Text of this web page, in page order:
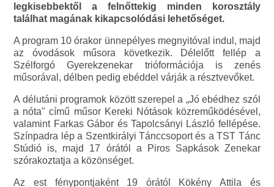
legkisebbektől a felnőttekig minden korosztály
találhat magának kikapcsolódási lehetőséget.
A program 10 órakor ünnepélyes megnyitóval indul, majd
az óvodások műsora következik. Délelőtt fellép a
Szélforgó Gyerekzenekar trióformációja is zenés
műsorával, délben pedig ebéddel várják a résztvevőket.
A délutáni programok között szerepel a „Jó ebédhez szól
a nóta" című műsor Kereki Nótások közreműködésével,
valamint Farkas Gábor és Tapolcsányi László fellépése.
Színpadra lép a Szentkirályi Tánccsoport és a TST Tánc
Stúdió is, majd 17 órától a Piros Sapkások Zenekar
szórakoztatja a közönséget.
Az est fénypontjaként 19 órától Kökény Attila és